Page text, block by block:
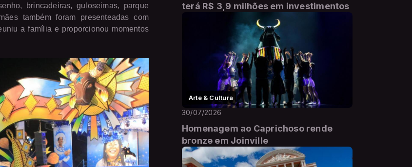
brincadeiras, guloseimas, parque
também foram presenteadas com
a família e proporcionou momentos
terá R$ 3,9 milhões em investimentos
Arte & Cultura
30/07/2026
Homenagem ao Caprichoso rende
bronze em Joinville